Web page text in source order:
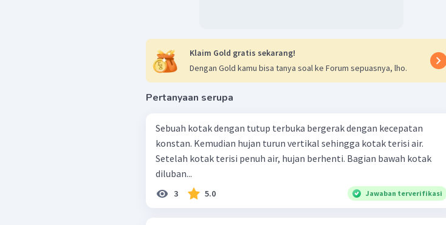
Klaim Gold gratis sekarang!
Dengan Gold kamu bisa tanya soal ke Forum sepuasnya, lho.
Pertanyaan serupa
Sebuah kotak dengan tutup terbuka bergerak dengan kecepatan
konstan. Kemudian hujan turun vertikal sehingga kotak terisi air.
Setelah kotak terisi penuh air, hujan berhenti. Bagian bawah kotak
diluban...
3 5.0 Jawaban terverifikasi